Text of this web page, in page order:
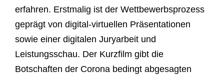
erfahren. Erstmalig ist der Wettbewerbsprozess
geprägt von digital-virtuellen Präsentationen
sowie einer digitalen Juryarbeit und
Leistungsschau. Der Kurzfilm gibt die
Botschaften der Corona bedingt abgesagten